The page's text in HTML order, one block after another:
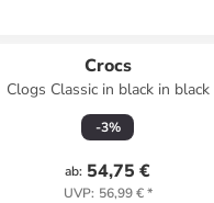
Crocs
Clogs Classic in black in black
-3%
ab: 54,75 €
UVP: 56,99 €*